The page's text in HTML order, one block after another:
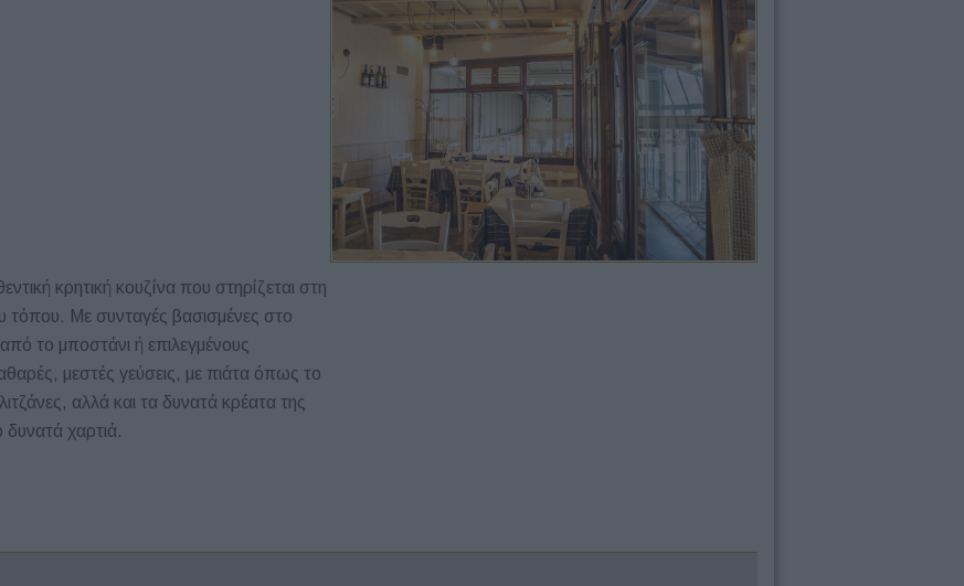
κρητική κουζίνα που στηρίζεται στη
τόπου. Με συνταγές βασισμένες στο
το μποστάνι ή επιλεγμένους
μεστές γεύσεις, με πιάτα όπως το
αλλά και τα δυνατά κρέατα της
χαρτιά.